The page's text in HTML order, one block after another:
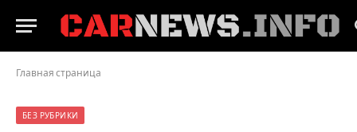
Главная страница
БЕЗ РУБРИКИ